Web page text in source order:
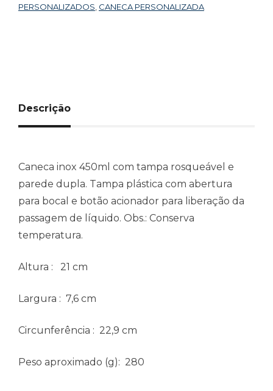
PERSONALIZADOS CANECA PERSONALIZADA
Descrição
Caneca inox 450ml com tampa rosqueável e
parede dupla. Tampa plástica com abertura
para bocal e botão acionador para liberação da
passagem de líquido. Obs.: Conserva
temperatura.
Altura : 21 cm
Largura : 7,6 cm
Circunferência : 22,9 cm
Peso aproximado (g): 280